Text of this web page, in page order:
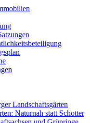
Landschaftsgärten
Naturnah statt Schotter